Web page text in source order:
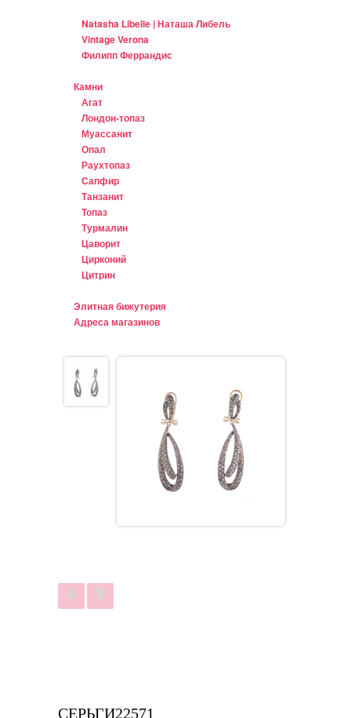
Natasha Libelle | Наташа Либель
Vintage Verona
Филипп Феррандис
Камни
Агат
Лондон-топаз
Муассанит
Опал
Раухтопаз
Сапфир
Танзанит
Топаз
Турмалин
Цаворит
Цирконий
Цитрин
Элитная бижутерия
Адреса магазинов
СЕРЬГИ22571